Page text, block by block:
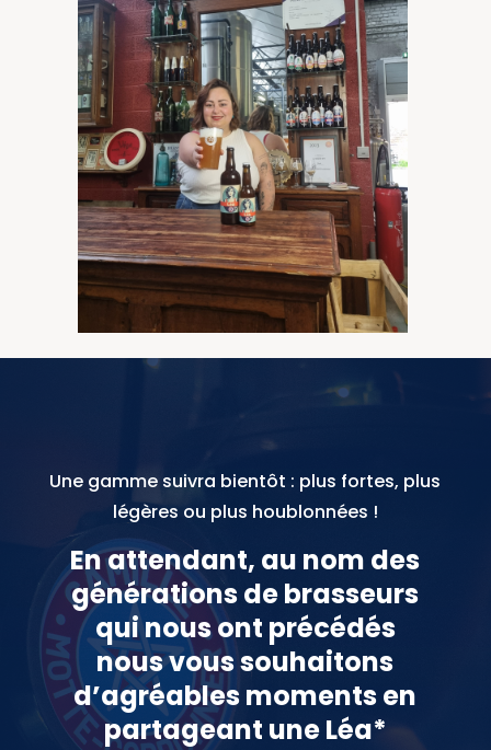
Une gamme suivra bientôt : plus fortes, plus
légères ou plus houblonnées !
En attendant, au nom des
générations de brasseurs
qui nous ont précédés
nous vous souhaitons
d’agréables moments en
partageant une Léa*